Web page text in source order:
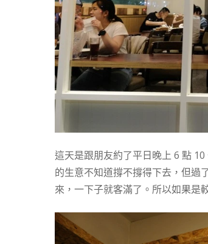
這天是跟朋友約了平日晚上 6 點
的生意不知道撐不撐得下去，但過
來，一下子就客滿了。所以如果是